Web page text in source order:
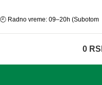
🕘 Radno vreme: 09–20h (Subotom
0